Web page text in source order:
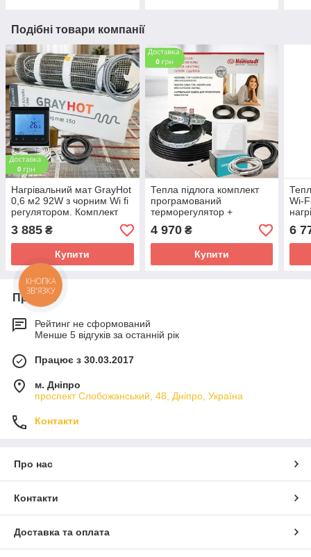
Подібні товари компанії
Нагрівальний мат GrayHot
0,6 м2 92W з чорним Wi fi
регулятором. Комплект
теплої підлоги
3 885 ₴
Купити
Тепла підлога комплект
програмований
терморегулятор +
нагрівальний кабель
Hemstedt BR-IM
4 970₴
Купити
Wi-
6
Про нас
Рейтинг не сформований
Менше 5 відгуків за останній рік
Працює з 30.03.2017
м. Дніпро
проспект Слобожанський, 48, Дніпро, Україна
Контакти
Про нас
Контакти
Доставка та оплата
КНОПКА
ЗВ'ЯЗКУ